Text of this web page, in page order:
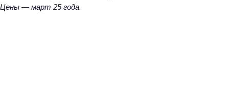
Цены — март 25 года.